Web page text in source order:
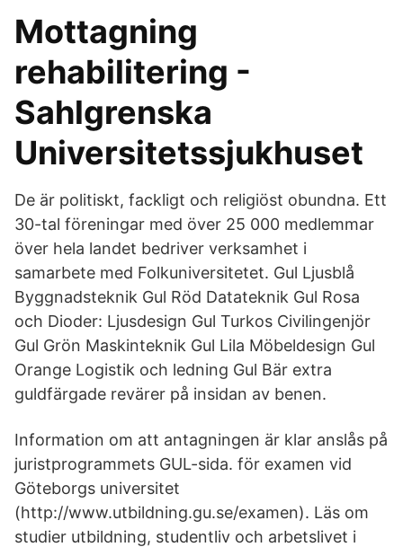
Mottagning
rehabilitering -
Sahlgrenska
Universitetssjukhuset
De är politiskt, fackligt och religiöst obundna. Ett
30-tal föreningar med över 25 000 medlemmar
över hela landet bedriver verksamhet i
samarbete med Folkuniversitetet. Gul Ljusblå
Byggnadsteknik Gul Röd Datateknik Gul Rosa
och Dioder: Ljusdesign Gul Turkos Civilingenjör
Gul Grön Maskinteknik Gul Lila Möbeldesign Gul
Orange Logistik och ledning Gul Bär extra
guldfärgade revärer på insidan av benen.
Information om att antagningen är klar anslås på
juristprogrammets GUL-sida. för examen vid
Göteborgs universitet
(http://www.utbildning.gu.se/examen). Läs om
studier utbildning, studentliv och arbetslivet i